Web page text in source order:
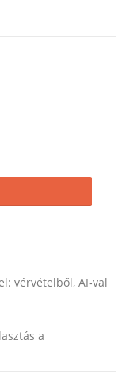
vérvételből, AI‑val
a